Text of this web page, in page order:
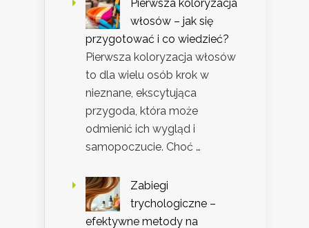
Pierwsza koloryzacja
włosów – jak się
przygotować i co wiedzieć?
Pierwsza koloryzacja włosów
to dla wielu osób krok w
nieznane, ekscytująca
przygoda, która może
odmienić ich wygląd i
samopoczucie. Choć …
Zabiegi
trychologiczne –
efektywne metody na